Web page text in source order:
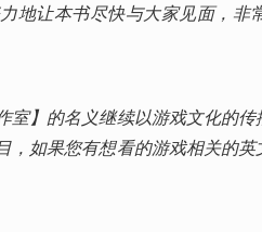
地让本书尽快与大家见面，非
室】的名义继续以游戏文化的
，如果您有想看的游戏相关的